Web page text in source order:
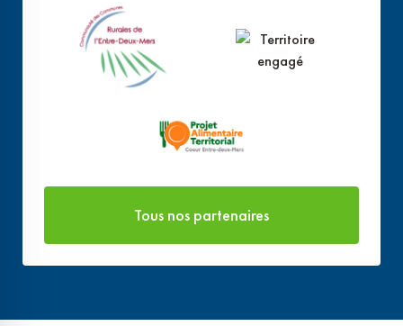
Tous nos partenaires